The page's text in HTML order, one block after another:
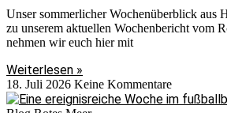
Unser sommerlicher Wochenüberblick aus
zu unserem aktuellen Wochenbericht vom
nehmen wir euch hier mit
Weiterlesen »
18. Juli 2026 Keine Kommentare